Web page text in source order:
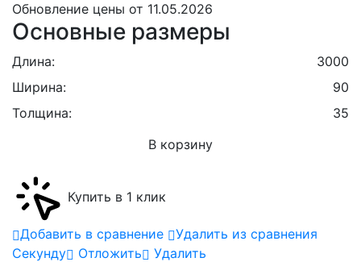
Обновление цены от 11.05.2026
Основные размеры
Длина:
3000
Ширина:
90
Толщина:
35
В корзину
Купить в 1 клик
Добавить в сравнение
Удалить из сравнения
Cекунду
Отложить
Удалить